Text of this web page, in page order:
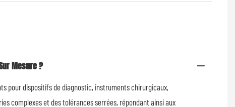
Mesure ?
pour dispositifs de diagnostic, instruments chirurgicaux,
complexes et des tolérances serrées, répondant ainsi aux